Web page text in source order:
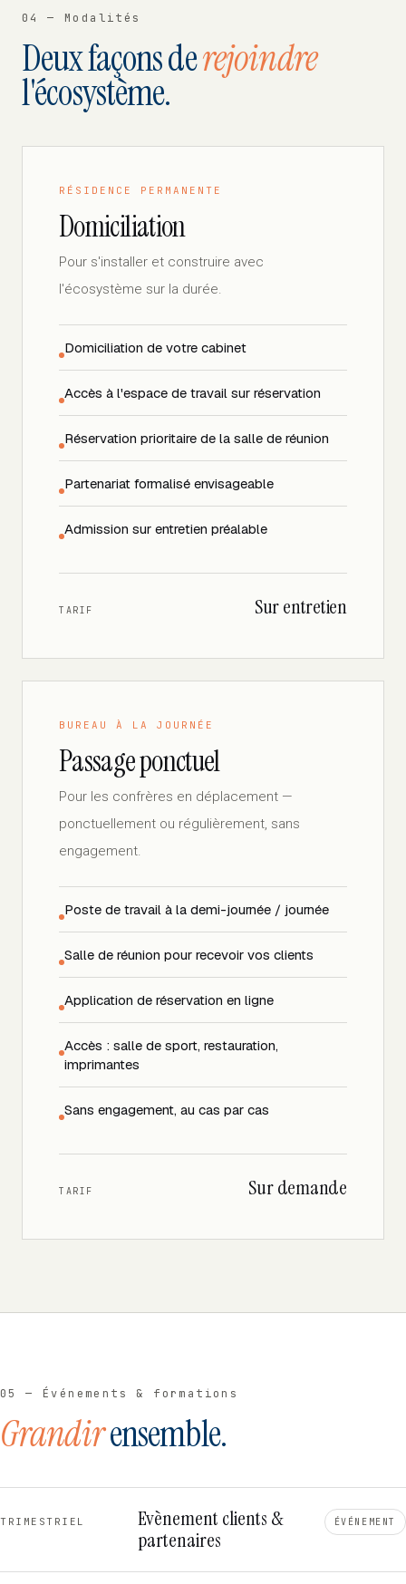
04 — Modalités
Deux façons derejoindre
l'écosystème.
RÉSIDENCE PERMANENTE
Domiciliation
Pour s'installer et construire avec
l'écosystème sur la durée.
Domiciliation de votre cabinet
Accès à l'espace de travail sur réservation
Réservation prioritaire de la salle de réunion
Partenariat formalisé envisageable
Admission sur entretien préalable
TARIF Sur entretien
BUREAU À LA JOURNÉE
Passage ponctuel
Pour les confrères en déplacement —
ponctuellement ou régulièrement, sans
engagement.
Poste de travail à la demi-journée / journée
Salle de réunion pour recevoir vos clients
Application de réservation en ligne
Accès : salle de sport, restauration,
imprimantes
Sans engagement, au cas par cas
TARIF Sur demande
05 — Événements & formations
Grandirensemble.
TRIMESTRIEL
Evènement clients &
partenaires
ÉVÉNEMENT